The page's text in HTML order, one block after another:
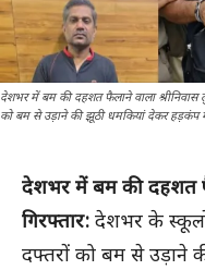
देशभर में बम की दहशत फैलाने वाला श्रीनिवास
को बम से उड़ाने की झूठी धमकियां देकर हड़कंप
देशभर में बम की दहशत
गिरफ्तार: देशभर के
दफ्तरों को बम से उड़ाने